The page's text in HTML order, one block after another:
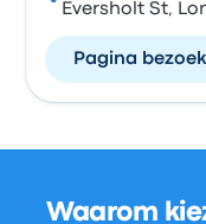
Eversholt St,
Pagina
Waarom